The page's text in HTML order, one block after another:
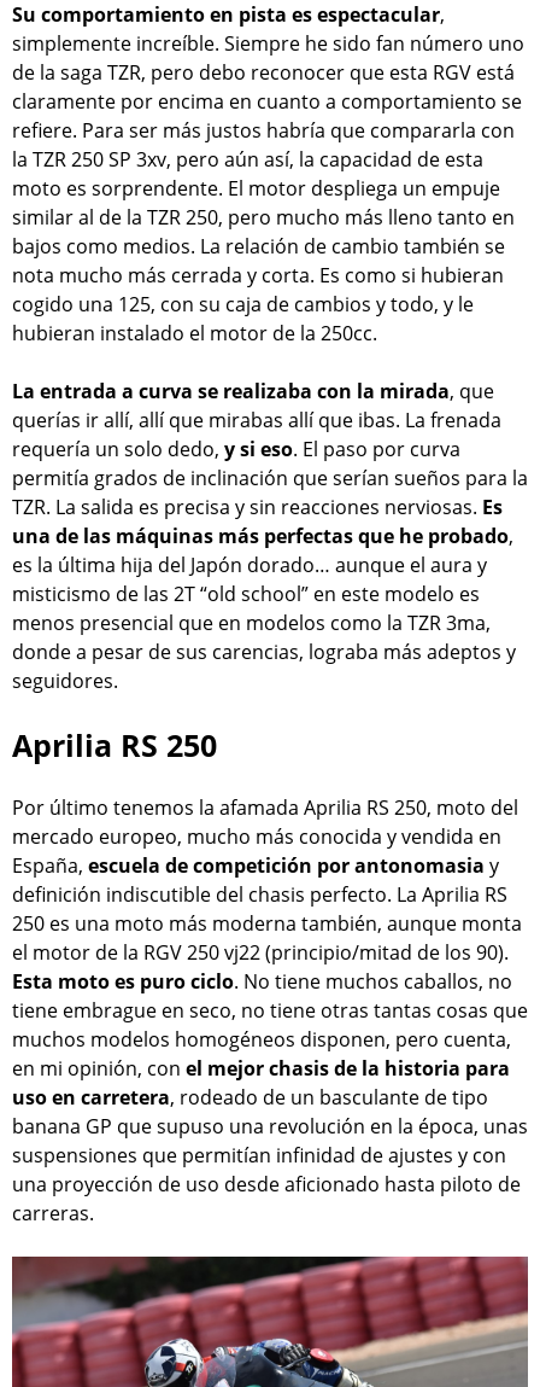
Su comportamiento en pista es espectacular,
simplemente increíble. Siempre he sido fan número uno
de la saga TZR, pero debo reconocer que esta RGV está
claramente por encima en cuanto a comportamiento se
refiere. Para ser más justos habría que compararla con
la TZR 250 SP 3xv, pero aún así, la capacidad de esta
moto es sorprendente. El motor despliega un empuje
similar al de la TZR 250, pero mucho más lleno tanto en
bajos como medios. La relación de cambio también se
nota mucho más cerrada y corta. Es como si hubieran
cogido una 125, con su caja de cambios y todo, y le
hubieran instalado el motor de la 250cc.
La entrada a curva se realizaba con la mirada, que
querías ir allí, allí que mirabas allí que ibas. La frenada
requería un solo dedo, y si eso. El paso por curva
permitía grados de inclinación que serían sueños para la
TZR. La salida es precisa y sin reacciones nerviosas. Es
una de las máquinas más perfectas que he probado,
es la última hija del Japón dorado… aunque el aura y
misticismo de las 2T “old school” en este modelo es
menos presencial que en modelos como la TZR 3ma,
donde a pesar de sus carencias, lograba más adeptos y
seguidores.
Aprilia RS 250
Por último tenemos la afamada Aprilia RS 250, moto del
mercado europeo, mucho más conocida y vendida en
España, escuela de competición por antonomasia y
definición indiscutible del chasis perfecto. La Aprilia RS
250 es una moto más moderna también, aunque monta
el motor de la RGV 250 vj22 (principio/mitad de los 90).
Esta moto es puro ciclo. No tiene muchos caballos, no
tiene embrague en seco, no tiene otras tantas cosas que
muchos modelos homogéneos disponen, pero cuenta,
en mi opinión, con el mejor chasis de la historia para
uso en carretera, rodeado de un basculante de tipo
banana GP que supuso una revolución en la época, unas
suspensiones que permitían infinidad de ajustes y con
una proyección de uso desde aficionado hasta piloto de
carreras.